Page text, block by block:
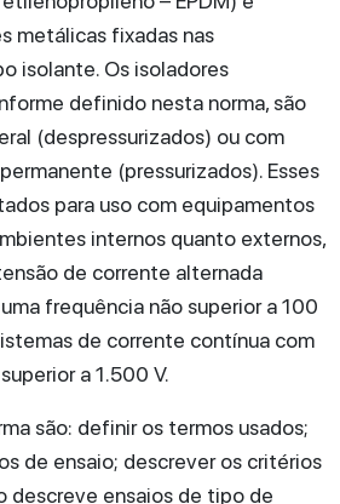
metálicas fixadas nas
isolante. Os isoladores
definido nesta norma, são
(despressurizados) ou com
(pressurizados). Esses
para uso com equipamentos
internos quanto externos,
de corrente alternada
frequência não superior a 100
de corrente contínua com
a 1.500 V.
são: definir os termos usados;
de ensaio; descrever os critérios
descreve ensaios de tipo de